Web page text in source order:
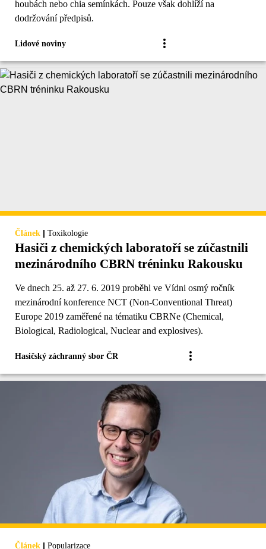
houbách nebo chia semínkách. Pouze však dohlíží na
dodržování předpisů.
Lidové noviny
Článek | Toxikologie
Hasiči z chemických laboratoří se zúčastnili
mezinárodního CBRN tréninku Rakousku
Ve dnech 25. až 27. 6. 2019 proběhl ve Vídni osmý ročník
mezinárodní konference NCT (Non-Conventional Threat)
Europe 2019 zaměřené na tématiku CBRNe (Chemical,
Biological, Radiological, Nuclear and explosives).
Hasičský záchranný sbor ČR
Článek | Popularizace